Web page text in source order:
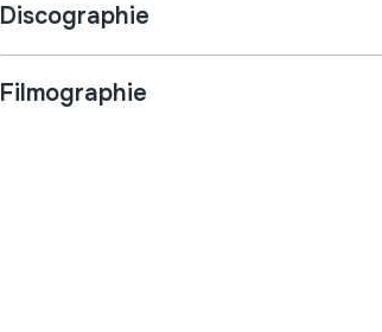
Discographie
Filmographie